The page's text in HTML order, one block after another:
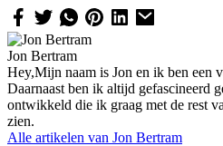
Jon Bertram
Hey,Mijn naam is Jon en ik ben een
Daarnaast ben ik altijd gefascineerd
ontwikkeld die ik graag met de rest
zien.
Alle artikelen van Jon Bertram